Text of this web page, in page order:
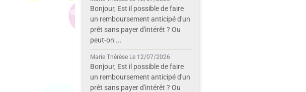
Bonjour, Est il possible de faire
un remboursement anticipé d'un
prêt sans payer d'intérêt ? Ou
peut-on ...
Marie Thérèse Le 12/07/2026
Bonjour, Est il possible de faire
un remboursement anticipé d'un
prêt sans payer d'intérêt ? Ou